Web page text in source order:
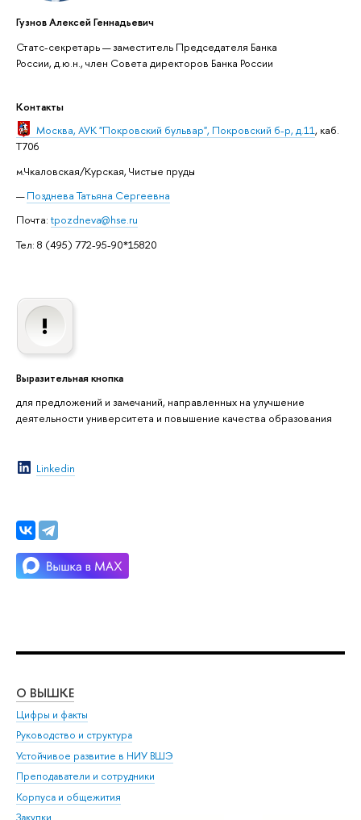
Гузнов Алексей Геннадьевич
Статс-секретарь — заместитель Председателя Банка
России, д.ю.н., член Совета директоров Банка России
Контакты
Москва, АУК "Покровский бульвар", Покровский б-р, д.11, каб.
T706
м.Чкаловская/Курская, Чистые пруды
Позднева Татьяна Сергеевна
Почта: tpozdneva@hse.ru
Тел: 8 (495) 772-95-90*15820
Выразительная кнопка
для предложений и замечаний, направленных на улучшение
деятельности университета и повышение качества образования
Linkedin
О ВЫШКЕ
Цифры и факты
Руководство и структура
Устойчивое развитие в НИУ ВШЭ
Преподаватели и сотрудники
Корпуса и общежития
Закупки